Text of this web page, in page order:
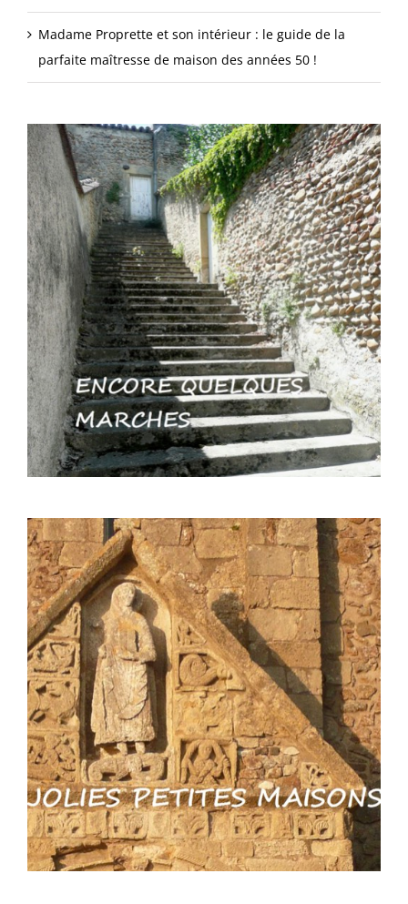
Madame Proprette et son intérieur : le guide de la
parfaite maîtresse de maison des années 50 !